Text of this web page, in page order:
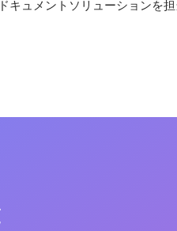
キュメントソリューションを